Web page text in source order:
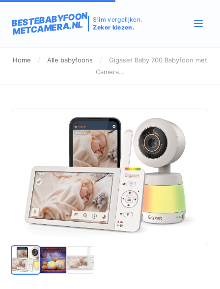
BESTEBABYFOON
METCAMERA.NL
Slim vergelijken.
Zeker kiezen.
Home / Alle babyfoons /
Gigaset Baby 700 Babyfoon met
Camera...